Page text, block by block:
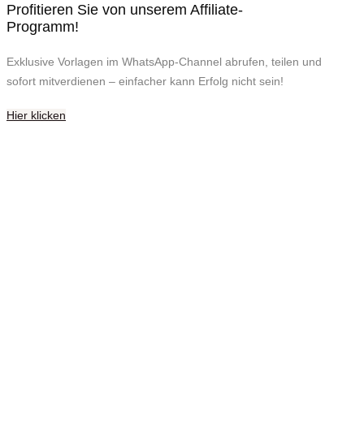
Profitieren Sie von unserem Affiliate-
Programm!
Exklusive Vorlagen im WhatsApp-Channel abrufen, teilen und
sofort mitverdienen – einfacher kann Erfolg nicht sein!
Hier klicken